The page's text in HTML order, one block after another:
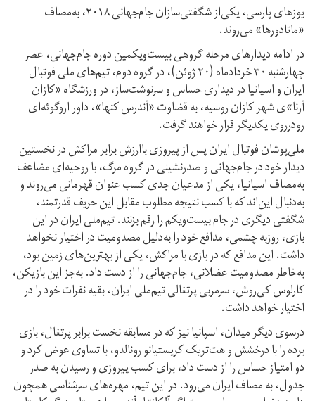
یوزهای پارسی، یکی‌از شگفتی‌سازان جام‌جهانی ۲۰۱۸، به‌مصاف
«ماتادورها» می‌روند.
در ادامه دیدارهای مرحله گروهی بیست‌ویکمین دوره جام‌جهانی، عصر
چهارشنبه ۳۰ خردادماه (۲۰ ژوئن)، در گروه دوم، تیم‌های ملی فوتبال
ایران و اسپانیا در دیداری حساس و سرنوشت‌ساز، در ورزشگاه «کازان
آرنا»ی شهر کازان روسیه، به قضاوت «آندرس کنها»، داور اروگوئه‌ای
رودرروی یکدیگر قرار خواهند گرفت.
ملی‌پوشان فوتبال ایران پس از پیروزی باارزش برابر مراکش در نخستین
دیدار خود در جام‌جهانی و صدرنشینی در گروه مرگ، با روحیه‌ای مضاعف
به‌مصاف اسپانیا، یکی از مدعیان جدی کسب عنوان قهرمانی می‌روند و
به‌دنبال این‌اند که با کسب نتیجه مطلوب مقابل این حریف قدرتمند،
شگفتی دیگری در جام بیست‌ویکم را رقم بزنند. تیم‌ملی ایران در این
بازی، روزبه چشمی، مدافع خود را به‌دلیل مصدومیت در اختیار نخواهد
داشت. این مدافع که در بازی با مراکش، یکی از بهترین‌های زمین بود،
به‌خاطر مصدومیت عضلانی، جام‌جهانی را از دست داد. به‌جز این بازیکن،
کارلوس کی‌روش، سرمربی پرتغالی تیم‌ملی ایران، بقیه نفرات خود را در
اختیار خواهد داشت.
درسوی دیگر میدان، اسپانیا نیز که در مسابقه نخست برابر پرتغال، بازی
برده را با درخشش و هت‌تریک کریستیانو رونالدو، با تساوی عوض کرد و
دو امتیاز حساس را از دست داد، برای کسب پیروزی و رسیدن به صدر
جدول، به مصاف ایران می‌رود. در این تیم، مهره‌های سرشناسی همچون